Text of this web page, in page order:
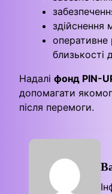
здійснення
оперативне
близькості
Надалі фонд PIN-
допомагати
після перемоги.